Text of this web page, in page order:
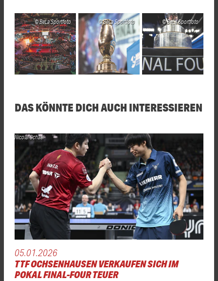
BeLa Sportfoto BeLa Sportfoto BeLa Sportfoto
DAS KÖNNTE DICH AUCH INTERESSIEREN
Nicolai Schaal
05.01.2026
TTF OCHSENHAUSEN VERKAUFEN SICH IM
POKAL FINAL-FOUR TEUER